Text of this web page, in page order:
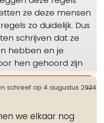
ze deze mensen
zo duidelijk. Dus
schrijven dat ze
hebben en je
hen gehoord zijn
schreef op 4 augustus 2024
we elkaar nog
...